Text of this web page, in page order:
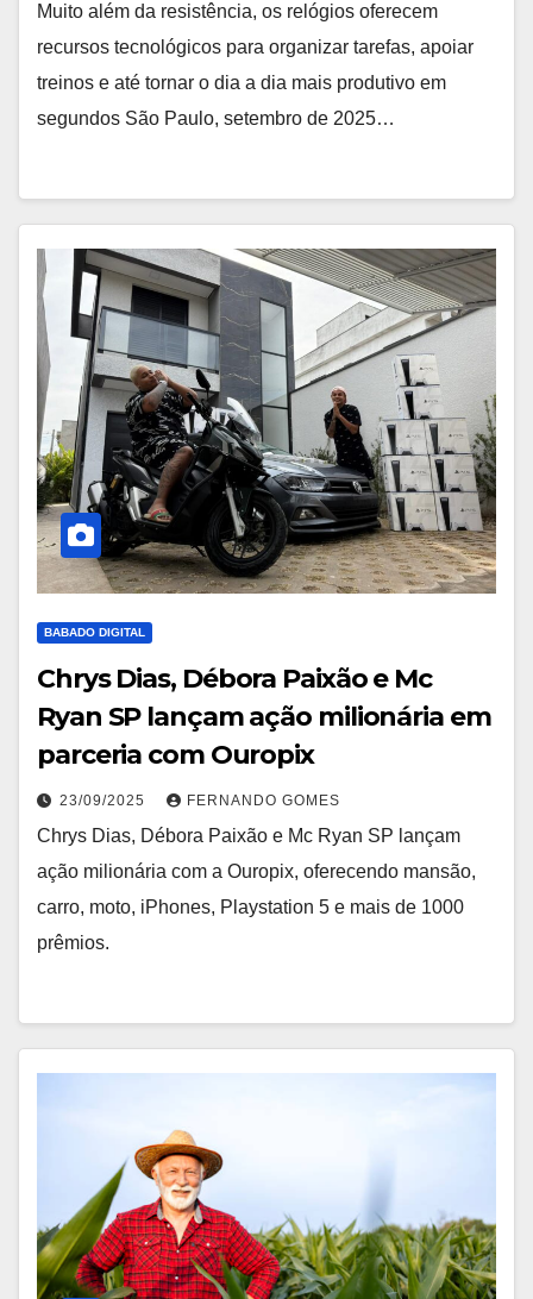
Muito além da resistência, os relógios oferecem
recursos tecnológicos para organizar tarefas, apoiar
treinos e até tornar o dia a dia mais produtivo em
segundos São Paulo, setembro de 2025…
BABADO DIGITAL
Chrys Dias, Débora Paixão e Mc
Ryan SP lançam ação milionária em
parceria com Ouropix
23/09/2025 FERNANDO GOMES
Chrys Dias, Débora Paixão e Mc Ryan SP lançam
ação milionária com a Ouropix, oferecendo mansão,
carro, moto, iPhones, Playstation 5 e mais de 1000
prêmios.